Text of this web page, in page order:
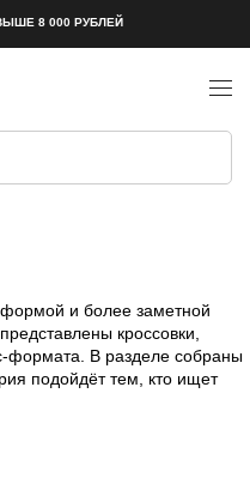
8 000 РУБЛЕЙ
и более заметной
кроссовки,
формата. В разделе собраны
подойдёт тем, кто ищет